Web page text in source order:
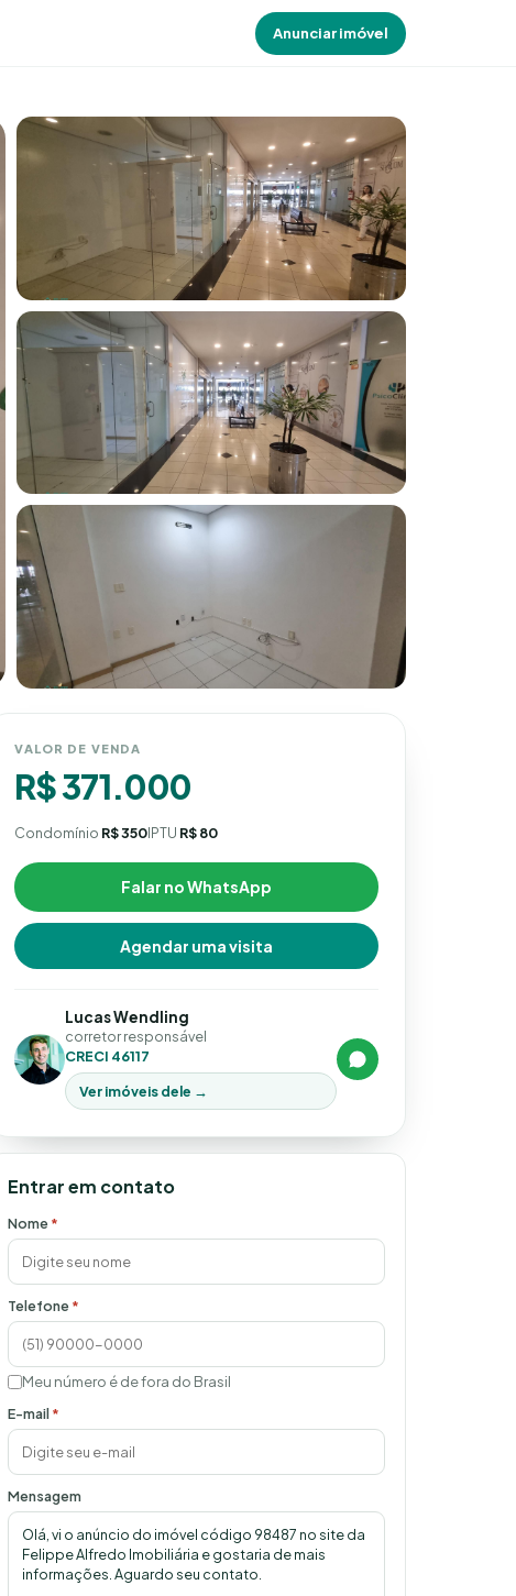
Anunciar imóvel
VALOR DE VENDA
R$ 371.000
Condomínio R$ 350IPTU R$ 80
Falar no WhatsApp
Agendar uma visita
Lucas Wendling
corretor responsável
CRECI 46117
Ver imóveis dele →
Entrar em contato
Nome *
Telefone *
Meu número é de fora do Brasil
E-mail *
Mensagem